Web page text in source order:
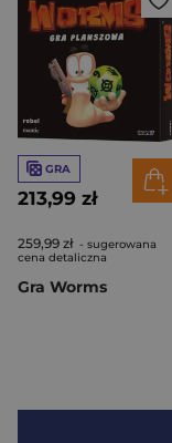
GRA
213,99 zł
259,99 zł - sugerowana
cena detaliczna
Gra Worms